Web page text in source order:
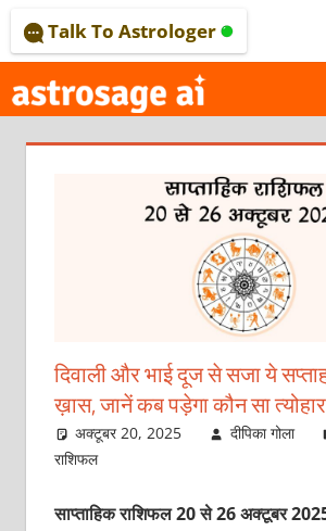
to
content
–
Talk To Astrologer
दिवाली और भाई दूज से सजा ये
ख़ास, जानें कब पड़ेगा कौन सा त्योहार
अक्टूबर 20, 2025 दीपिका गोला
राशिफल
साप्ताहिक राशिफल 20 से 26 अक्टूबर